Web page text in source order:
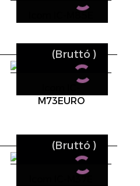
M73EURO
(Bruttó)
(Bruttó)